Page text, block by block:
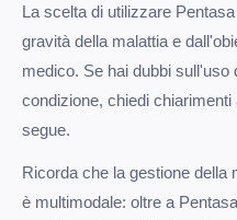
La scelta di utilizzare
gravità della malattia e
medico. Se hai dubbi sull'uso
condizione, chiedi
segue.
Ricorda che la gestione della
è multimodale: oltre a